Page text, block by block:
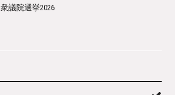
衆議院選挙2026